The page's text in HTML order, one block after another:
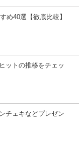
め40選【徹底比較】
ットの推移をチェッ
チェキなどプレゼン